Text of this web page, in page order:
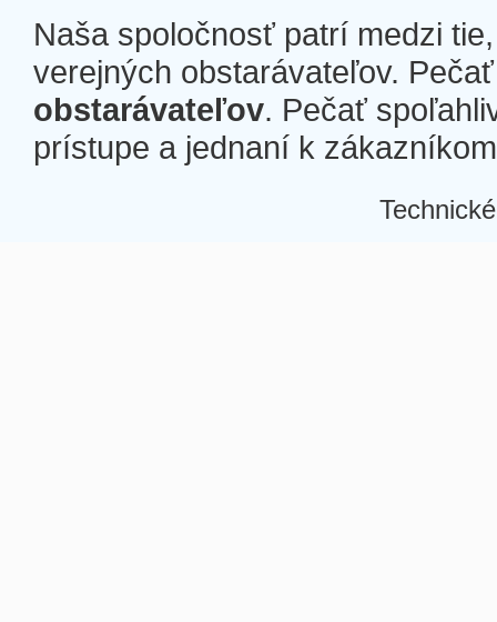
Naša spoločnosť patrí medzi
verejných obstarávateľov.
obstarávateľov. Pečať
prístupe a jednaní k